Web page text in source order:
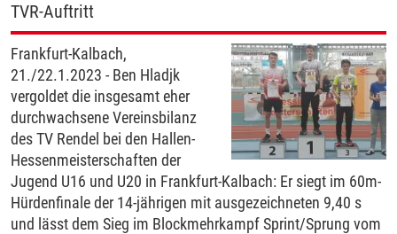
TVR-Auftritt
Frankfurt-Kalbach,
21./22.1.2023 - Ben Hladjk
vergoldet die insgesamt eher
durchwachsene Vereinsbilanz
des TV Rendel bei den Hallen-
Hessenmeisterschaften der
Jugend U16 und U20 in Frankfurt-Kalbach: Er siegt im 60m-
Hürdenfinale der 14-jährigen mit ausgezeichneten 9,40 s
und lässt dem Sieg im Blockmehrkampf Sprint/Sprung vom